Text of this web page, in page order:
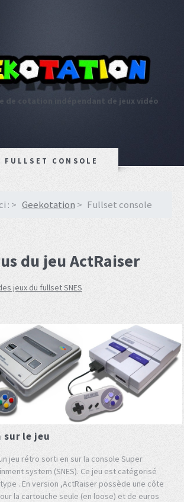
de cotation indépendant de jeux vidéo
FULLSET CONSOLE
: Geekotation Fullset console
du jeu ActRaiser
jeux du fullset SNES
le jeu
jeu rétro sorti en sur la console Super
system (SNES). Ce jeu est catégorisé
. En version ,ActRaiser possède une côte
la cartouche seule (en loose) et de euros